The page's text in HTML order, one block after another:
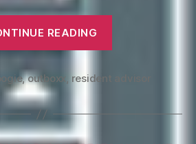
READING
,outboxx , resident advisor